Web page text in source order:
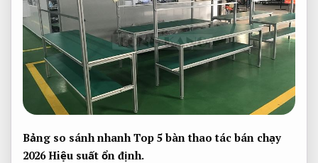
Bảng so sánh nhanh Top 5 bàn thao tác bán chạy
2026Hiệu suất ổn định.